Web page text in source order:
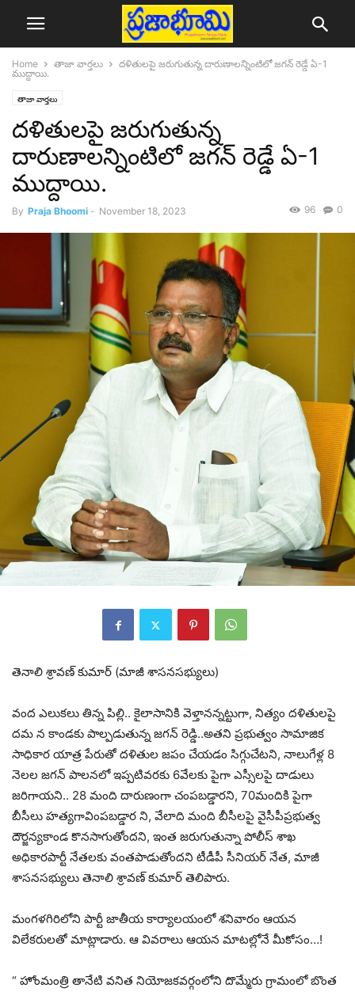
Home తాజా వార్తలు
దళితులపై జరుగుతున్న దారుణాలన్నింటిలో జగన్ రెడ్డే ఏ-1
ముద్దాయి.
తాజా వార్తలు
దళితులపై జరుగుతున్న
దారుణాలన్నింటిలో జగన్ రెడ్డే ఏ-1
ముద్దాయి.
By Praja Bhoomi - November 18, 2023 0
96
తెనాలి శ్రావణ్ కుమార్ (మాజీ శాసనసభ్యులు)
వంద ఎలుకలు తిన్న పిల్లి.. కైలాసానికి వెళ్తానన్నట్టుగా, నిత్యం దళితులపై
దమ న కాండకు పాల్పడుతున్న జగన్ రెడ్డి..అతని ప్రభుత్వం సామాజిక
సాధికార యాత్ర పేరుతో దళితుల జపం చేయడం సిగ్గుచేటని, నాలుగేళ్ల 8
నెలల జగన్ పాలనలో ఇప్పటివరకు 6వేలకు పైగా ఎస్సీలపై దాడులు
జరిగాయని.. 28 మంది దారుణంగా చంపబడ్డారని, 70మందికి పైగా
బీసీలు హత్యగావింపబడ్డార ని, వేలాది మంది బీసీలపై వైసీపీప్రభుత్వ
దౌర్జన్యకాండ కొనసాగుతోందని, ఇంత జరుగుతున్నా పోలీస్ శాఖ
అధికారపార్టీ నేతలకు వంతపాడుతోందని టీడీపీ సీనియర్ నేత, మాజీ
శాసనసభ్యులు తెనాలి శ్రావణ్ కుమార్ తెలిపారు.
మంగళగిరిలోని పార్టీ జాతీయ కార్యాలయంలో శనివారం ఆయన
విలేకరులతో మాట్లాడారు. ఆ వివరాలు ఆయన మాటల్లోనే మీకోసం…!
“ హోంమంత్రి తానేటి వనిత నియోజకవర్గంలోని దొమ్మేరు గ్రామంలో బొంత